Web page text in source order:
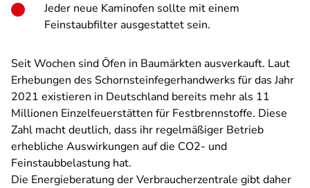
Jeder neue Kaminofen sollte mit einem
Feinstaubfilter ausgestattet sein.
Seit Wochen sind Öfen in Baumärkten ausverkauft. Laut
Erhebungen des Schornsteinfegerhandwerks für das Jahr
2021 existieren in Deutschland bereits mehr als 11
Millionen Einzelfeuerstätten für Festbrennstoffe. Diese
Zahl macht deutlich, dass ihr regelmäßiger Betrieb
erhebliche Auswirkungen auf die CO2- und
Feinstaubbelastung hat.
Die Energieberatung der Verbraucherzentrale gibt daher